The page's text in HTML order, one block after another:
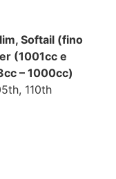
Softail (fino
(1001cc e
– 1000cc)
110th